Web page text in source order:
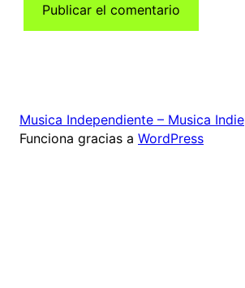
Musica Independiente – Musica Indie
Funciona gracias a WordPress